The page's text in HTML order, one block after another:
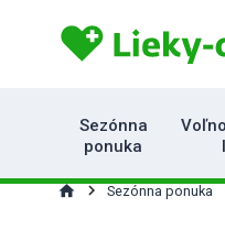
Sezónna
ponuka
home Sezónna ponuka